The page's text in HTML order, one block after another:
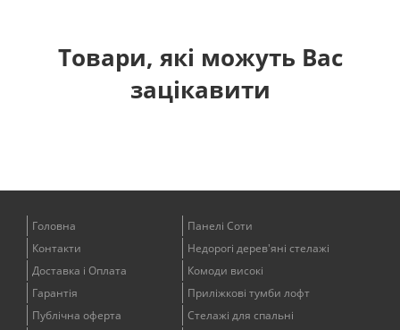
Товари, які можуть Вас
зацікавити
Головна
Контакти
Доставка і Оплата
Гарантія
Публічна оферта
Панелі Соти
Недорогі дерев'яні стелажі
Комоди високі
Приліжкові тумби лофт
Стелажі для спальні